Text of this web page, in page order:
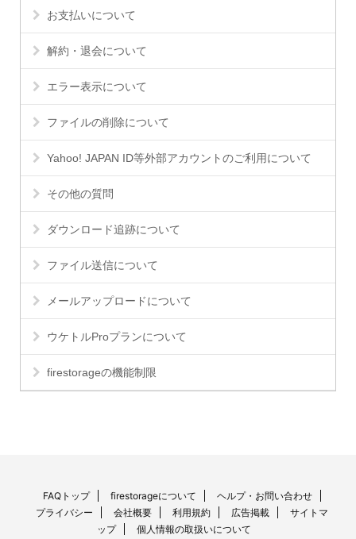
お支払いについて
解約・退会について
エラー表示について
ファイルの削除について
Yahoo! JAPAN ID等外部アカウントのご利用について
その他の質問
ダウンロード追跡について
ファイル送信について
メールアップロードについて
ウケトルProプランについて
firestorageの機能制限
FAQトップ firestorageについて
ヘルプ・お問い合わせ
プライバシー
会社概要 利用規約 広告掲載
サイトマ
ップ
個人情報の取扱いについて